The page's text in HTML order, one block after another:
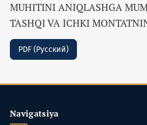
MUHITINI ANIQLASHGA
TASHQI VA ICHKI
PDF (Русский)
Navigatsiya